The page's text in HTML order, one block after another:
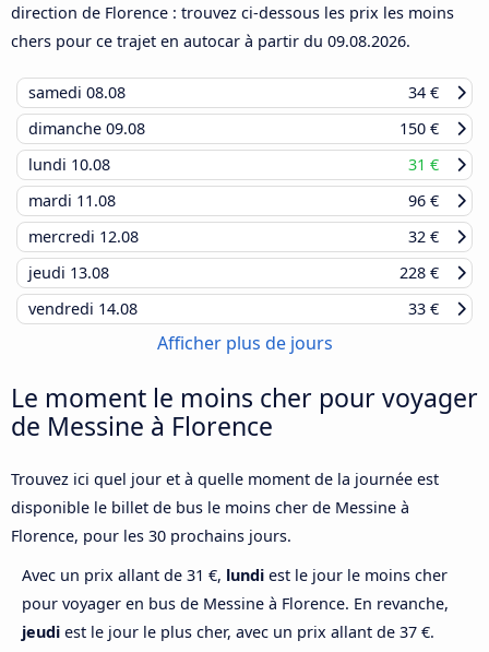
direction de Florence : trouvez ci-dessous les prix les moins
chers pour ce trajet en autocar à partir du 09.08.2026.
samedi 08.08
34 €
dimanche 09.08
150 €
lundi 10.08
31 €
mardi 11.08
96 €
mercredi 12.08
32 €
jeudi 13.08
228 €
vendredi 14.08 33 €
Afficher plus de jours
Le moment le moins cher pour voyager
de Messine à Florence
Trouvez ici quel jour et à quelle moment de la journée est
disponible le billet de bus le moins cher de Messine à
Florence, pour les 30 prochains jours.
Avec un prix allant de 31 €, lundi est le jour le moins cher
pour voyager en bus de Messine à Florence. En revanche,
jeudi est le jour le plus cher, avec un prix allant de 37 €.